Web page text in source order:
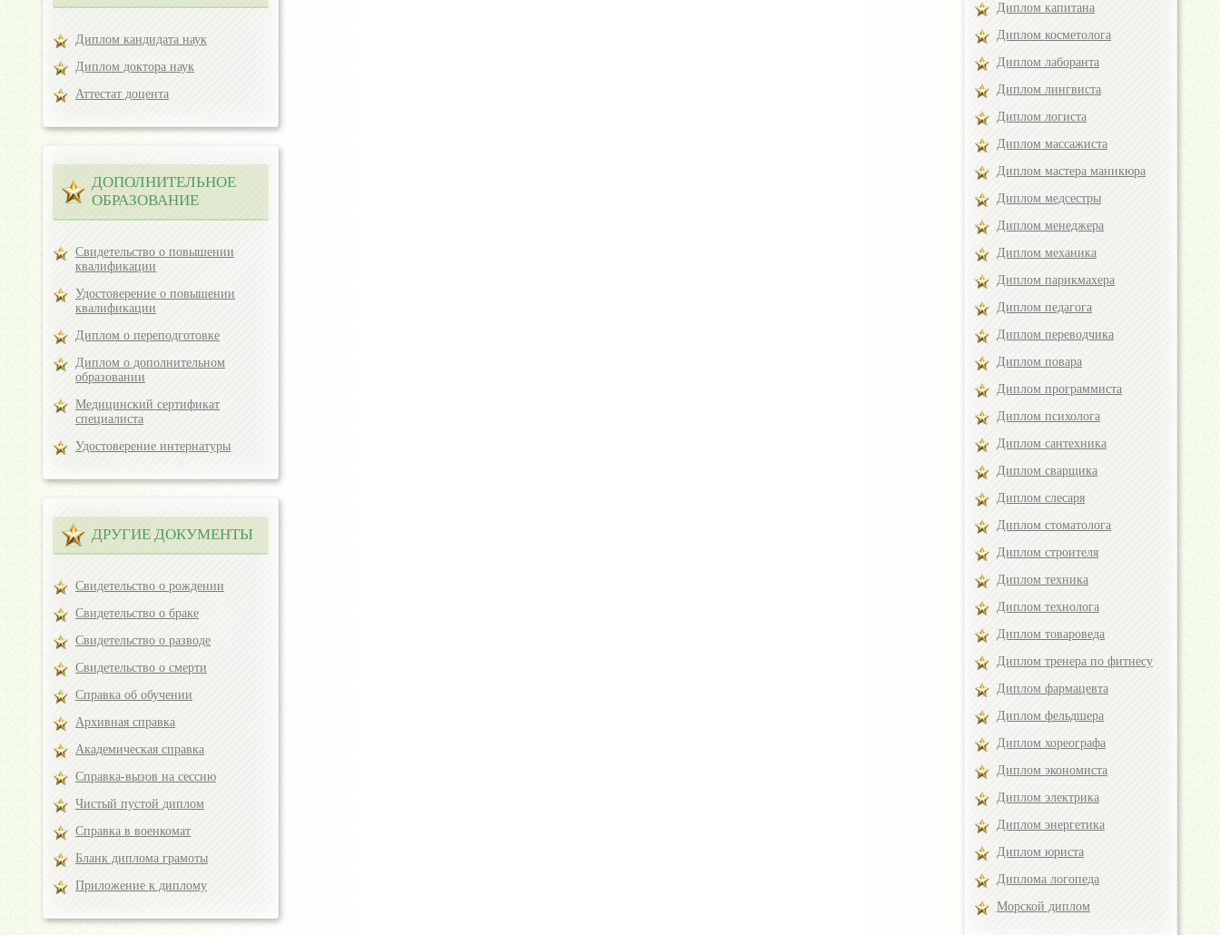
Диплом кандидата наук
Диплом доктора наук
Аттестат доцента
ДОПОЛНИТЕЛЬНОЕ
ОБРАЗОВАНИЕ
Свидетельство о повышении
квалификации
Удостоверение о повышении
квалификации
Диплом о переподготовке
Диплом о дополнительном
образовании
Медицинский сертификат
специалиста
Удостоверение интернатуры
ДРУГИЕ ДОКУМЕНТЫ
Свидетельство о рождении
Свидетельство о браке
Свидетельство о разводе
Свидетельство о смерти
Справка об обучении
Архивная справка
Академическая справка
Справка-вызов на сессию
Чистый пустой диплом
Справка в военкомат
Бланк диплома грамоты
Приложение к диплому
Диплом капитана
Диплом косметолога
Диплом лаборанта
Диплом лингвиста
Диплом логиста
Диплом массажиста
Диплом мастера маникюра
Диплом медсестры
Диплом менеджера
Диплом механика
Диплом парикмахера
Диплом педагога
Диплом переводчика
Диплом повара
Диплом программиста
Диплом психолога
Диплом сантехника
Диплом сварщика
Диплом слесаря
Диплом стоматолога
Диплом строителя
Диплом техника
Диплом технолога
Диплом товароведа
Диплом тренера по фитнесу
Диплом фармацевта
Диплом фельдшера
Диплом хореографа
Диплом экономиста
Диплом электрика
Диплом энергетика
Диплом юриста
Диплома логопеда
Морской диплом